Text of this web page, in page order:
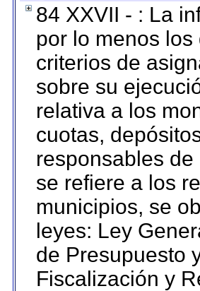
84 XXVII - : La
por lo menos
criterios de
sobre su
relativa a los
cuotas,
responsables
se refiere a los
municipios, se
leyes: Ley
de Presupuesto
Fiscalización y